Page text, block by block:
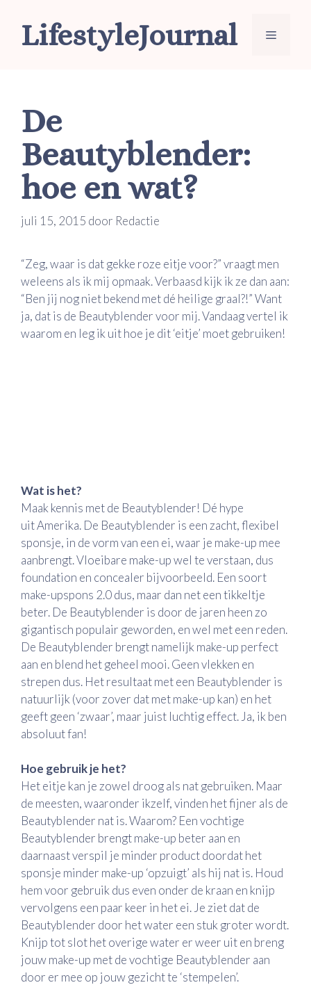
LifestyleJournal Menu
De
Beautyblender:
hoe en wat?
juli 15, 2015 door Redactie
“Zeg, waar is dat gekke roze eitje voor?” vraagt men
weleens als ik mij opmaak. Verbaasd kijk ik ze dan aan:
“Ben jij nog niet bekend met dé heilige graal?!” Want
ja, dat is de Beautyblender voor mij. Vandaag vertel ik
waarom en leg ik uit hoe je dit ‘eitje’ moet gebruiken!
Wat is het?
Maak kennis met de Beautyblender! Dé hype
uit Amerika. De Beautyblender is een zacht, flexibel
sponsje, in de vorm van een ei, waar je make-up mee
aanbrengt. Vloeibare make-up wel te verstaan, dus
foundation en concealer bijvoorbeeld. Een soort
make-upspons 2.0 dus, maar dan net een tikkeltje
beter. De Beautyblender is door de jaren heen zo
gigantisch populair geworden, en wel met een reden.
De Beautyblender brengt namelijk make-up perfect
aan en blend het geheel mooi. Geen vlekken en
strepen dus. Het resultaat met een Beautyblender is
natuurlijk (voor zover dat met make-up kan) en het
geeft geen ‘zwaar’, maar juist luchtig effect. Ja, ik ben
absoluut fan!
Hoe gebruik je het?
Het eitje kan je zowel droog als nat gebruiken. Maar
de meesten, waaronder ikzelf, vinden het fijner als de
Beautyblender nat is. Waarom? Een vochtige
Beautyblender brengt make-up beter aan en
daarnaast verspil je minder product doordat het
sponsje minder make-up ‘opzuigt’ als hij nat is. Houd
hem voor gebruik dus even onder de kraan en knijp
vervolgens een paar keer in het ei. Je ziet dat de
Beautyblender door het water een stuk groter wordt.
Knijp tot slot het overige water er weer uit en breng
jouw make-up met de vochtige Beautyblender aan
door er mee op jouw gezicht te ‘stempelen’.